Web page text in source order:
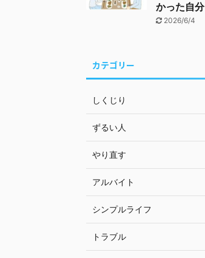
かった自分
2026/6/4
カテゴリー
しくじり
ずるい人
やり直す
アルバイト
シンプルライフ
トラブル